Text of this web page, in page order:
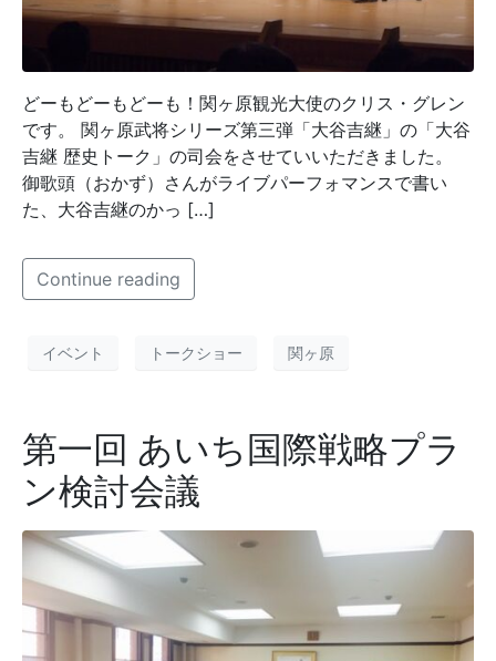
どーもどーもどーも！関ヶ原観光大使のクリス・グレン
です。 関ヶ原武将シリーズ第三弾「大谷吉継」の「大谷
吉継 歴史トーク」の司会をさせていいただきました。
御歌頭（おかず）さんがライブパーフォマンスで書い
た、大谷吉継のかっ […]
Continue reading
イベント トークショー 関ヶ原
第一回 あいち国際戦略プラ
ン検討会議